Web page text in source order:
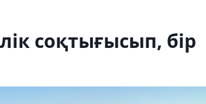
соқтығысып, бір